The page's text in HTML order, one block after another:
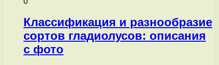
Классификация и разнообразие
сортов гладиолусов: описания
с фото